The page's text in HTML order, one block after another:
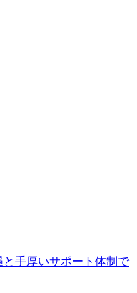
と手厚いサポート体制で